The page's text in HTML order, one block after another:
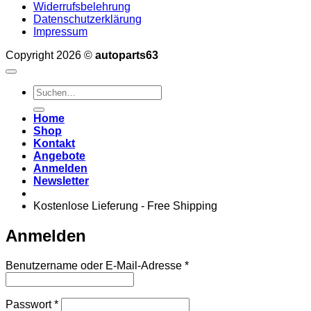
Widerrufsbelehrung
Datenschutzerklärung
Impressum
Copyright 2026 © autoparts63
Suchen
nach:
Home
Shop
Kontakt
Angebote
Anmelden
Newsletter
Kostenlose Lieferung - Free Shipping
Anmelden
Benutzername oder E-Mail-Adresse *Erforderlich
Passwort*Erforderlich